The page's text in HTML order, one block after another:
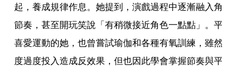
起，養成規律作息。她提到，演戲過程中逐漸融入角
節奏，甚至開玩笑說「有稍微接近角色一點點」。平
喜愛運動的她，也曾嘗試瑜伽和各種有氧訓練，雖然
度過度投入造成反效果，但也因此學會掌握節奏與平